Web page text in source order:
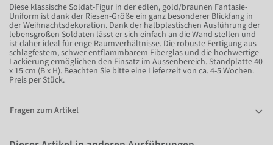
Diese klassische Soldat-Figur in der edlen, gold/braunen Fantasie-
Uniform ist dank der Riesen-Größe ein ganz besonderer Blickfang in
der Weihnachtsdekoration. Dank der halbplastischen Ausführung der
lebensgroßen Soldaten lässt er sich einfach an die Wand stellen und
ist daher ideal für enge Raumverhältnisse. Die robuste Fertigung aus
schlagfestem, schwer entflammbarem Fiberglas und die hochwertige
Lackierung ermöglichen den Einsatz im Aussenbereich. Standplatte 40
x 15 cm (B x H). Beachten Sie bitte eine Lieferzeit von ca. 4-5 Wochen.
Preis per Stück.
Fragen zum Artikel